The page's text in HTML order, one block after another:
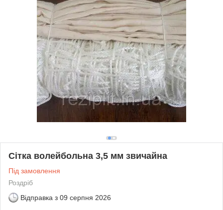
Сітка волейбольна 3,5 мм звичайна
Під замовлення
Роздріб
Відправка з 09 серпня 2026